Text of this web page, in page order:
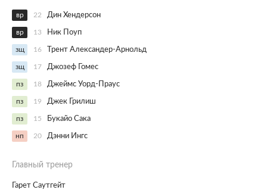
вр 22 Дин Хендерсон
вр 13 Ник Поуп
зщ 16 Трент Александер-Арнольд
зщ 17 Джозеф Гомес
пз 18 Джеймс Уорд-Праус
пз 19 Джек Грилиш
пз 15 Букайо Сака
нп 20 Дэнни Ингс
Главный тренер
Гарет Саутгейт